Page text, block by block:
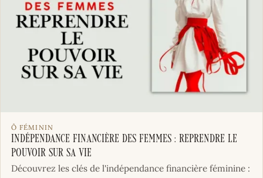
Ô FÉMININ
Indépendance financière des femmes : reprendre le
pouvoir sur sa vie
Découvrez les clés de l'indépendance financière féminine :